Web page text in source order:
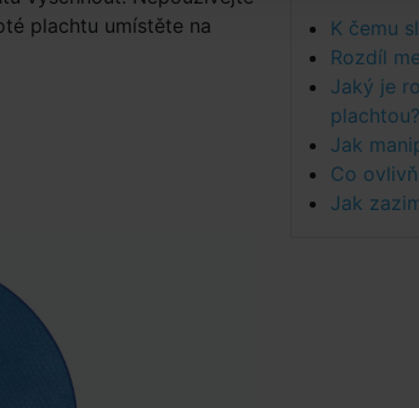
plachtu umístěte na
K čemu
Rozdíl
Jaký je
plachtou?
Jak
Co
Jak